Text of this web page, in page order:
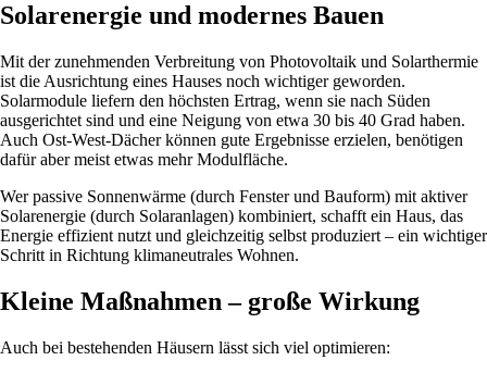
Solarenergie und modernes Bauen
Mit der zunehmenden Verbreitung von Photovoltaik und Solarthermie
ist die Ausrichtung eines Hauses noch wichtiger geworden.
Solarmodule liefern den höchsten Ertrag, wenn sie nach Süden
ausgerichtet sind und eine Neigung von etwa 30 bis 40 Grad haben.
Auch Ost-West-Dächer können gute Ergebnisse erzielen, benötigen
dafür aber meist etwas mehr Modulfläche.
Wer passive Sonnenwärme (durch Fenster und Bauform) mit aktiver
Solarenergie (durch Solaranlagen) kombiniert, schafft ein Haus, das
Energie effizient nutzt und gleichzeitig selbst produziert – ein wichtiger
Schritt in Richtung klimaneutrales Wohnen.
Kleine Maßnahmen – große Wirkung
Auch bei bestehenden Häusern lässt sich viel optimieren: